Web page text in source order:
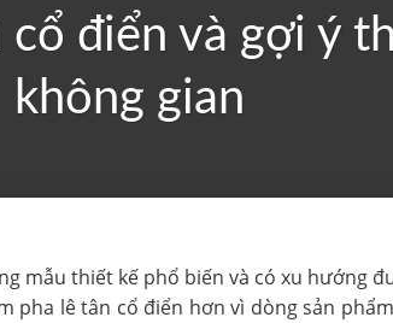
cổ điển và gợi ý
không gian
mẫu thiết kế phổ biến và có xu hướng
pha lê tân cổ điển hơn vì dòng sản